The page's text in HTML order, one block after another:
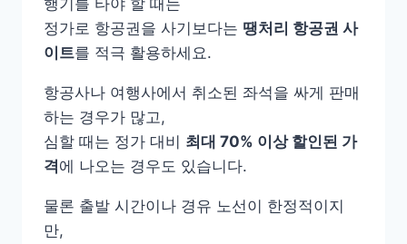
정가로 항공권을 사기보다는 땡처리 항공권 사
이트를 적극 활용하세요.
항공사나 여행사에서 취소된 좌석을 싸게 판매
하는 경우가 많고,
심할 때는 정가 대비 최대 70% 이상 할인된 가
격에 나오는 경우도 있습니다.
물론 출발 시간이나 경유 노선이 한정적이지
만,